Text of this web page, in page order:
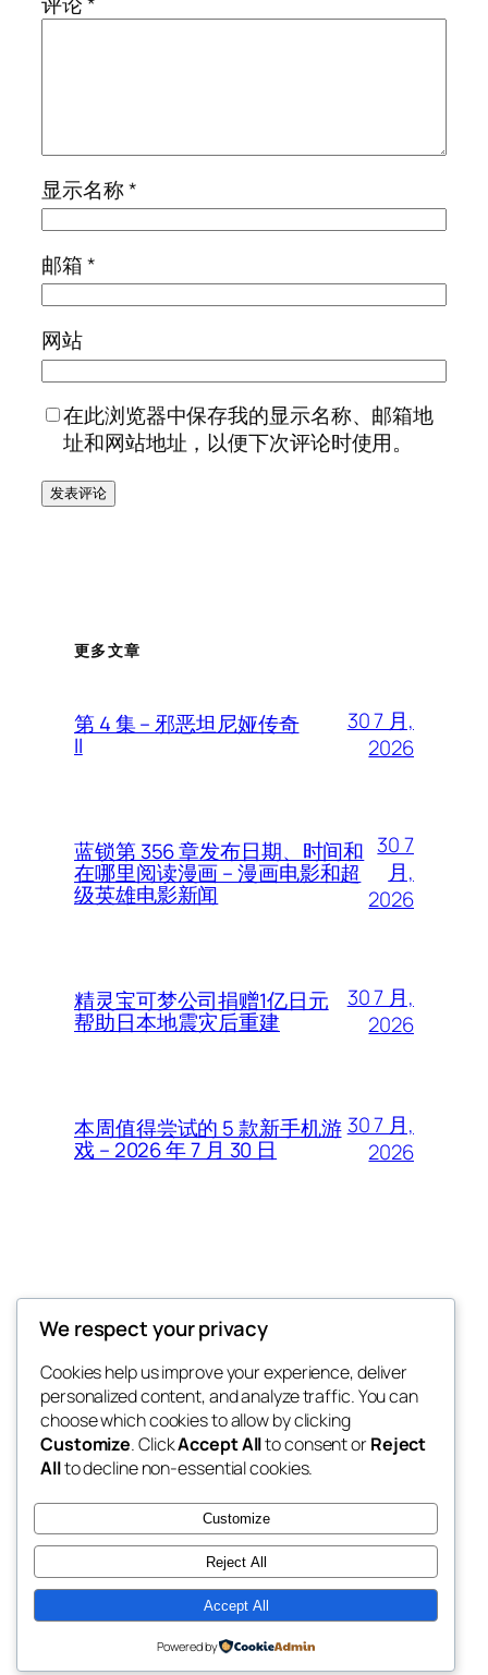
显示名称*
邮箱*
网站
在此浏览器中保存我的显示名称、邮箱地
址和网站地址，以便下次评论时使用。
更多文章
第 4 集 – 邪恶坦尼娅传奇
II
30 7 月,
2026
蓝锁第 356 章发布日期、时间和
在哪里阅读漫画 – 漫画电影和超
级英雄电影新闻
30 7
月,
2026
精灵宝可梦公司捐赠1亿日元
帮助日本地震灾后重建
30 7 月,
2026
本周值得尝试的 5 款新手机游
戏 – 2026 年 7 月 30 日
30 7 月,
2026
Thunder Feeds
你最喜欢的电子游戏和攻略杂志
博客
关于
常见问题
作者
事件
商店
样板
主题
二〇二五 以WordPress设计
We respect your privacy
Cookies help us improve your experience, deliver
personalized content, and analyze traffic. You can
choose which cookies to allow by clicking
Customize. ClickAccept Allto consent orReject
Allto decline non-essential cookies.
Customize
Reject All
Accept All
Powered by